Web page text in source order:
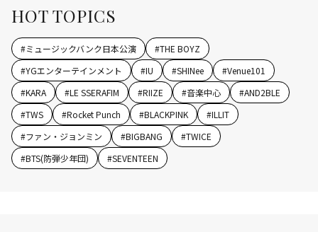
HOT TOPICS
#ミュージックバンク日本公演 #THE BOYZ
#YGエンターテインメント #IU #SHINee #Venue101
#KARA #LE SSERAFIM #RIIZE #音楽中心 #AND2BLE
#TWS #Rocket Punch #BLACKPINK #ILLIT
#ファン・ジョンミン #BIGBANG #TWICE
#BTS(防弾少年団) #SEVENTEEN